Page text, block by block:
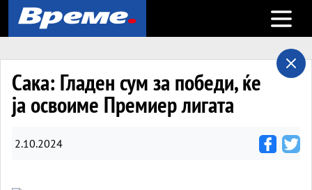
Open
Сака: Гладен сум за победи, ќе
ја освоиме Премиер лигата
2.10.2024